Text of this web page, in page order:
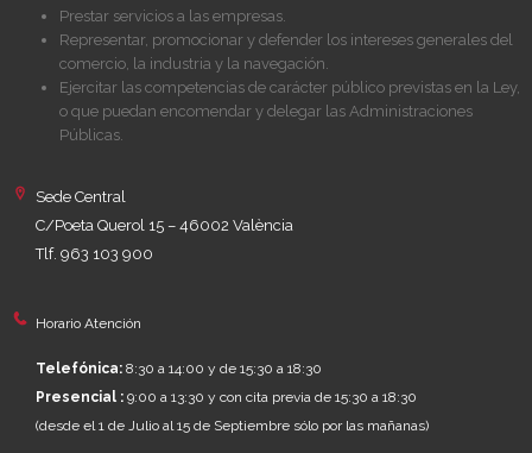
Prestar servicios a las empresas.
Representar, promocionar y defender los intereses generales del
comercio, la industria y la navegación.
Ejercitar las competencias de carácter público previstas en la Ley,
o que puedan encomendar y delegar las Administraciones
Públicas.
Sede Central
C/Poeta Querol 15 – 46002 València
Tlf. 963 103 900
Horario Atención
Telefónica: 8:30 a 14:00 y de 15:30 a 18:30
Presencial : 9:00 a 13:30 y con cita previa de 15:30 a 18:30
(desde el 1 de Julio al 15 de Septiembre sólo por las mañanas)